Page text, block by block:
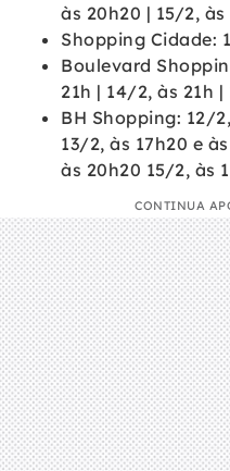
às 20h20 | 15/2,
Shopping Cidade:
Boulevard
21h | 14/2, às 21h |
BH Shopping: 12/
13/2, às 17h20 e
às 20h20 15/2, às
CONTINUA